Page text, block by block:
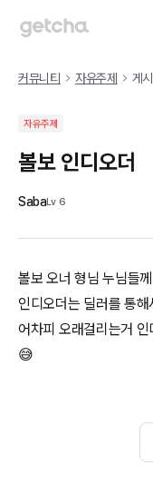
커뮤니티 자유주제 게
자유주제
볼보 인디오더
SabaLv 6
볼보 오너 형님 누님들
인디오더는 딜러를 통
어차피 오래걸리는거
😅